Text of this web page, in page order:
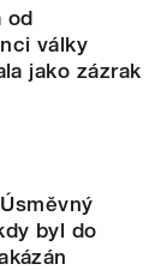
od
války
jako zázrak
byl do